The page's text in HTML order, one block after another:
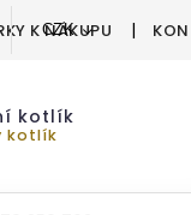
K NÁKUPU
CZK
kotlík
kotlík